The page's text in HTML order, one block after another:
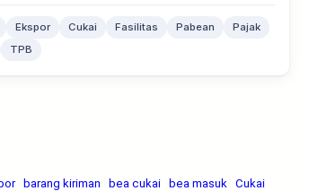
Ekspor Cukai Fasilitas Pabean
Pajak
TPB
barang kiriman bea cukai bea masuk
Cukai